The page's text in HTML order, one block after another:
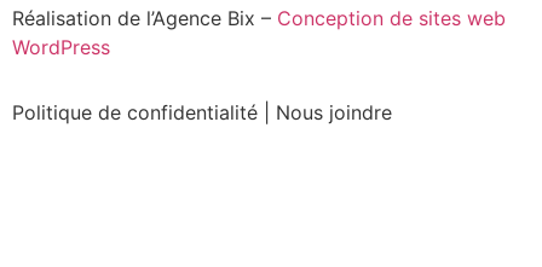
Réalisation de l’Agence Bix – Conception de sites web
WordPress
Politique de confidentialité Nous joindre